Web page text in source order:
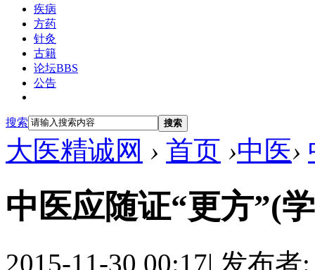
疾病
方药
针灸
古籍
论坛BBS
公告
搜索 搜索
大医精诚网 › 首页 ›中医›
中医应随证“更方”(
2015-11-30 00:17| 发布者